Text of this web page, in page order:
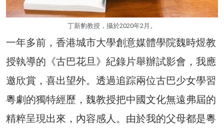
丁新豹教授，攝於2020年2月。
一年多前，香港城市大學創意媒體學院魏時煜教
授執導的《古巴花旦》紀錄片舉辦試影會，我應
邀欣賞，喜出望外。透過追踪兩位古巴少女學習
粵劇的獨特經歷，魏教授把中國文化無遠弗屆的
精粹呈現出來，內容感人。由於我的父母都是粵